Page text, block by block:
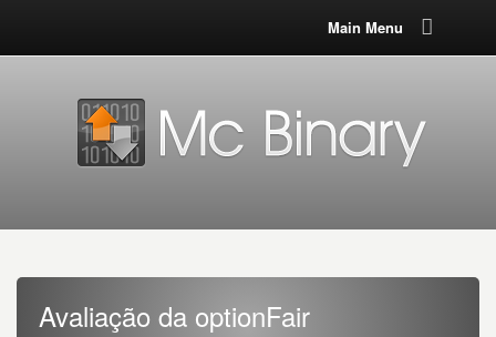
Main Menu
Avaliação da optionFair